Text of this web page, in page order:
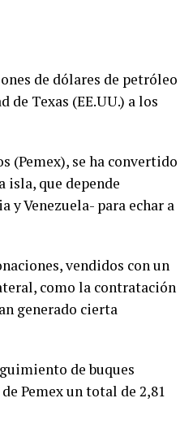
de dólares de petróleo
Texas (EE.UU.) a los
(Pemex), se ha convertido
isla, que depende
y Venezuela- para echar a
vendidos con un
como la contratación
generado cierta
de buques
Pemex un total de 2,81